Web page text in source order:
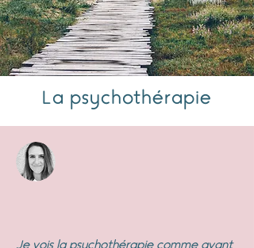
La psychothérapie